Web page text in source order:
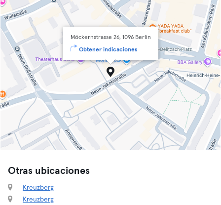
Möckernstrasse 26, 1096 Berlin
Obtener indicaciones
Otras ubicaciones
Kreuzberg
Kreuzberg